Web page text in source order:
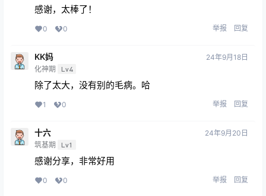
感谢，太棒了！
0 0 举报 回复
KK妈
化神期 Lv4
24年9月18日
除了太大，没有别的毛病。哈
1 0 举报 回复
十六
筑基期 Lv1
24年9月20日
感谢分享，非常好用
0 0 举报 回复